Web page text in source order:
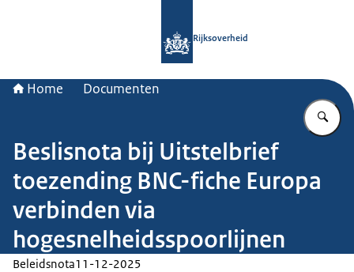
Rijksoverheid
Home Documenten
Beslisnota bij Uitstelbrief
toezending BNC-fiche Europa
verbinden via
hogesnelheidsspoorlijnen
Beleidsnota11-12-2025